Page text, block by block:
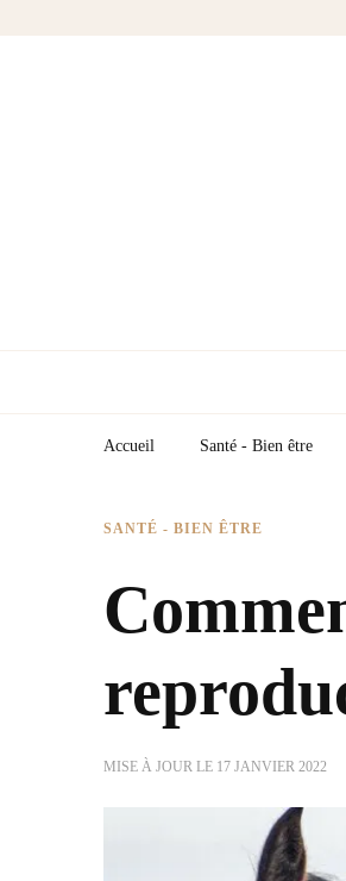
Accueil Santé - Bien être
SANTÉ - BIEN ÊTRE
MISE À JOUR LE 17 JANVIER 2022